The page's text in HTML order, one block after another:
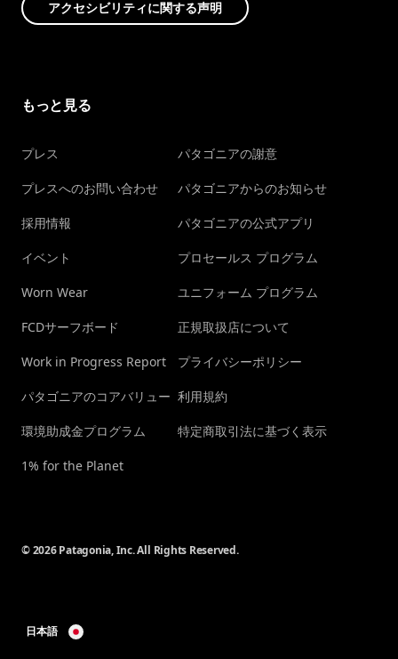
アクセシビリティに関する声明
もっと見る
プレス
プレスへのお問い合わせ
採用情報
イベント
Worn Wear
FCDサーフボード
Work in Progress Report
パタゴニアのコアバリュー
環境助成金プログラム
1% for the Planet
パタゴニアの謝意
パタゴニアからのお知らせ
パタゴニアの公式アプリ
プロセールス プログラム
ユニフォーム プログラム
正規取扱店について
プライバシーポリシー
利用規約
特定商取引法に基づく表示
© 2026 Patagonia, Inc. All Rights Reserved.
日本語